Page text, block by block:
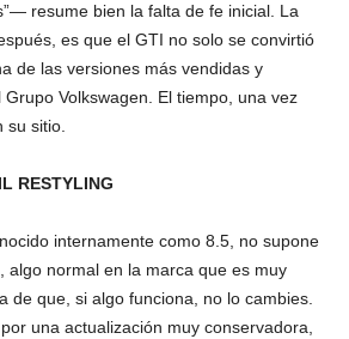
resume bien la falta de fe inicial. La
es que el GTI no solo se convirtió
de las versiones más vendidas y
Volkswagen. El tiempo, una vez
su sitio.
RESTYLING
internamente como 8.5, no supone
algo normal en la marca que es muy
de que, si algo funciona, no lo cambies.
una actualización muy conservadora,